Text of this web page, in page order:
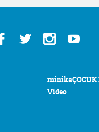
minikaÇOCUK
Video